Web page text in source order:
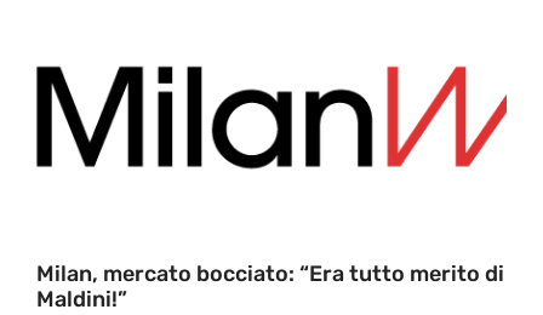
Milan, mercato bocciato: “Era tutto merito di
Maldini!”